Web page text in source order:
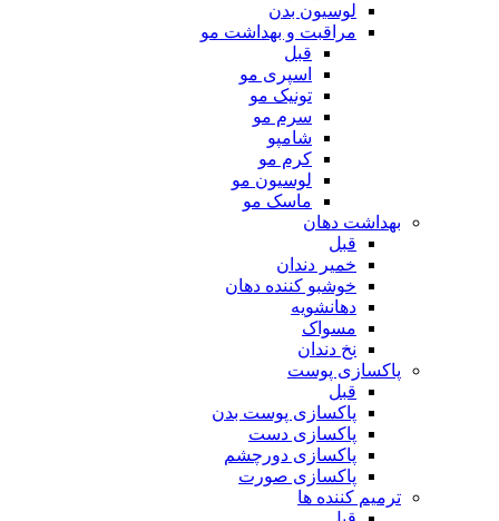
لوسیون بدن
مراقبت و بهداشت مو
قبل
اسپری مو
تونیک مو
سرم مو
شامپو
کرم مو
لوسیون مو
ماسک مو
بهداشت دهان
قبل
خمیر دندان
خوشبو کننده دهان
دهانشویه
مسواک
نخ دندان
پاکسازی پوست
قبل
پاکسازی پوست بدن
پاکسازی دست
پاکسازی دورچشم
پاکسازی صورت
ترمیم کننده ها